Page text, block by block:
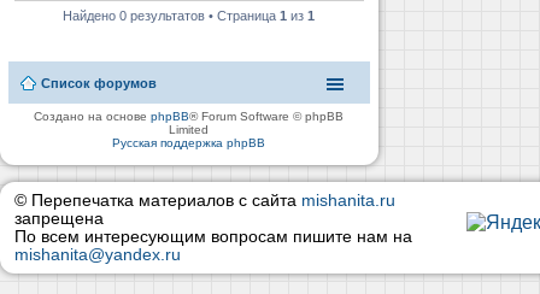
Найдено 0 результатов • Страница1 из1
Список форумов
Создано на основеphpBB® Forum Software © phpBB
Limited
Русская поддержка phpBB
© Перепечатка материалов с сайта mishanita.ru
запрещена
По всем интересующим вопросам пишите нам на
mishanita@yandex.ru